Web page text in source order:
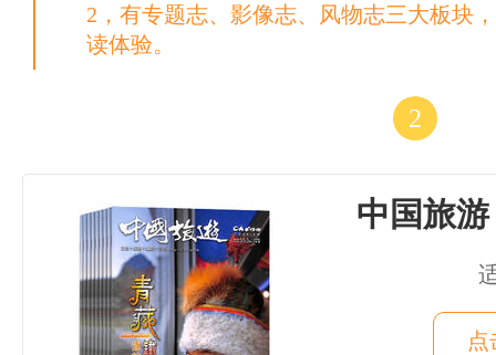
2，有专题志、影像志、风物志三大板块
读体验。
2
中国旅游